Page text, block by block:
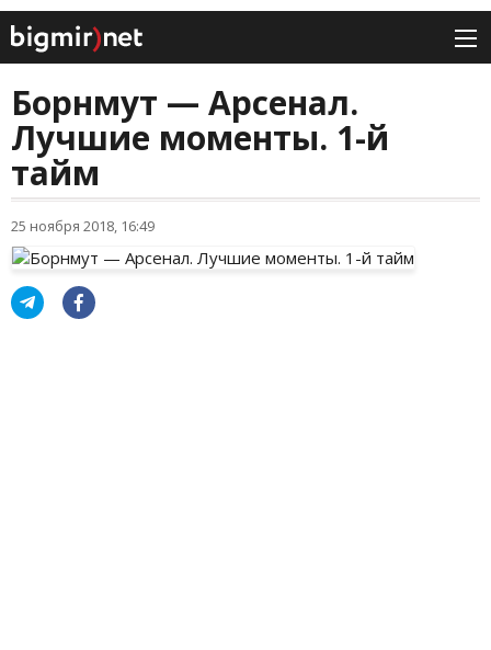
Борнмут — Арсенал.
Лучшие моменты. 1-й
тайм
25 ноября 2018, 16:49